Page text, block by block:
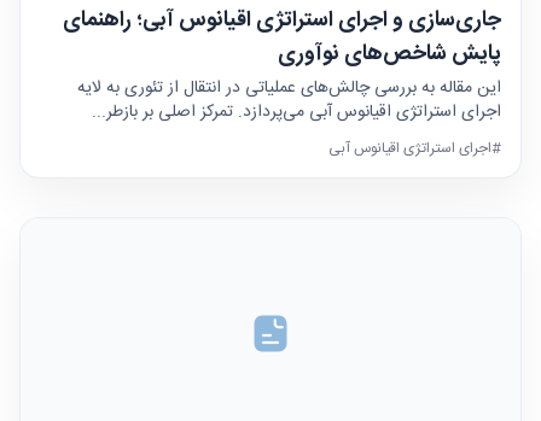
جاری‌سازی و اجرای استراتژی اقیانوس آبی؛ راهنمای
پایش شاخص‌های نوآوری
این مقاله به بررسی چالش‌های عملیاتی در انتقال از تئوری به لایه
اجرای استراتژی اقیانوس آبی می‌پردازد. تمرکز اصلی بر بازطر...
#اجرای استراتژی اقیانوس آبی